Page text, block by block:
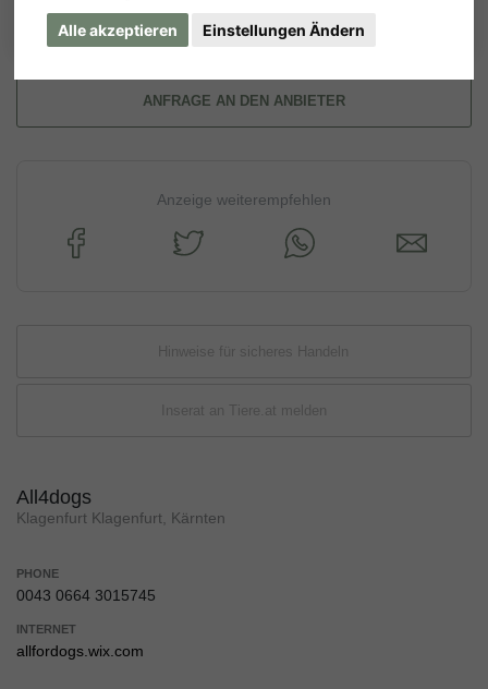
Alle akzeptieren Einstellungen Ändern
ANFRAGE AN DEN ANBIETER
Anzeige weiterempfehlen
Hinweise für sicheres Handeln
Inserat an Tiere.at melden
All4dogs
Klagenfurt Klagenfurt, Kärnten
PHONE
0043 0664 3015745
INTERNET
allfordogs.wix.com